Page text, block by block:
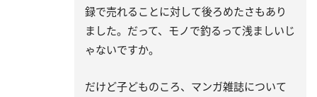
録で売れることに対して後ろめたさもあり
ました。だって、モノで釣るって浅ましいじ
ゃないですか。
だけど子どものころ、マンガ雑誌について